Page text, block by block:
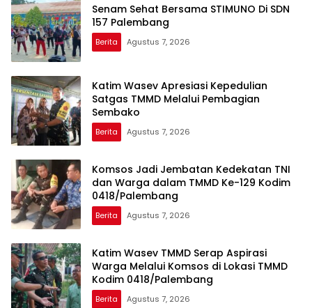
Senam Sehat Bersama STIMUNO Di SDN
157 Palembang
Berita Agustus 7, 2026
Katim Wasev Apresiasi Kepedulian
Satgas TMMD Melalui Pembagian
Sembako
Berita Agustus 7, 2026
Komsos Jadi Jembatan Kedekatan TNI
dan Warga dalam TMMD Ke-129 Kodim
0418/Palembang
Berita Agustus 7, 2026
Katim Wasev TMMD Serap Aspirasi
Warga Melalui Komsos di Lokasi TMMD
Kodim 0418/Palembang
Berita Agustus 7, 2026